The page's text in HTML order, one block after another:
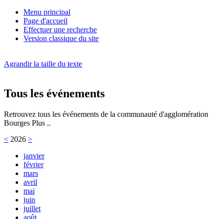
Menu principal
Page d'accueil
Effectuer une recherche
Version classique du site
Agrandir la taille du texte
Tous les événements
Retrouvez tous les événements de la communauté d'agglomération
Bourges Plus ..
< 2026 >
janvier
février
mars
avril
mai
juin
juillet
août